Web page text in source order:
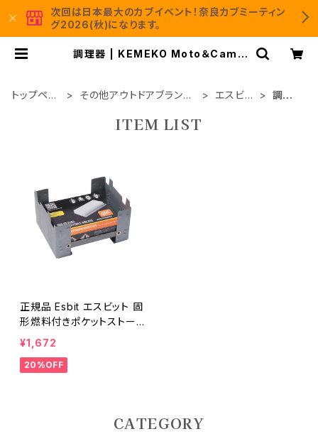
次回は日本最大のカブイベント！奈良カブミーティン
グ2026(秋)になります。
調理器 | KEMEKO Moto＆Camp
トップペー
その他アウトドアブランド
エスビッ
調理
ITEM LIST
正規品 Esbit エスビット 固
形燃料付きポケットストーブ
ミリタリー
¥1,672
20%OFF
CATEGORY